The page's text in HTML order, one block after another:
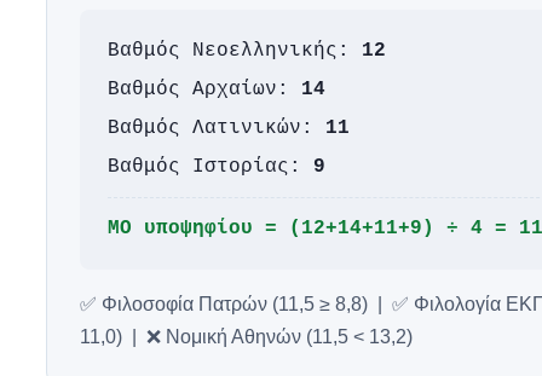
Βαθμός Νεοελληνικής: 12
Βαθμός Αρχαίων: 14
Βαθμός Λατινικών: 11
Βαθμός Ιστορίας: 9
ΜΟ υποψηφίου = (12+14+11+9) ÷ 4 =
✅ Φιλοσοφία Πατρών (11,5 ≥ 8,8) | ✅ Φιλολογία
11,0) | ❌ Νομική Αθηνών (11,5 < 13,2)